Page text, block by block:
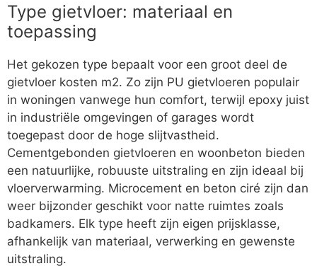
Type gietvloer: materiaal en
toepassing
Het gekozen type bepaalt voor een groot deel de
gietvloer kosten m2. Zo zijn PU gietvloeren populair
in woningen vanwege hun comfort, terwijl epoxy juist
in industriële omgevingen of garages wordt
toegepast door de hoge slijtvastheid.
Cementgebonden gietvloeren en woonbeton bieden
een natuurlijke, robuuste uitstraling en zijn ideaal bij
vloerverwarming. Microcement en beton ciré zijn dan
weer bijzonder geschikt voor natte ruimtes zoals
badkamers. Elk type heeft zijn eigen prijsklasse,
afhankelijk van materiaal, verwerking en gewenste
uitstraling.